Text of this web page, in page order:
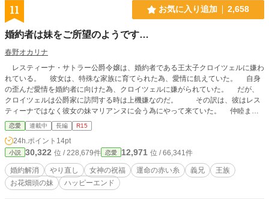
の〜』ではヒロインヴァネッサや王太子妃ナターシャ、元となった乙女ゲームの
ヒロインメリッサは転生者でしたが、この物語のメインキャラは転生者は登場し
おりますが、本来の意味と違い私の独自の設定とさせて頂いております。 ご了
承下さいますようお願いします。 尚、只今感想欄を閉じております。 今後開け
りますが、それでも見つけてしまわれましたら申し訳ありません。 その他、ユ
ルユルで設定ございます。 そのあたりをご理解して読んで頂けましたら大変有
り難く思います。 よろしくお願い致します！
11 お気に入り追加 2,658
婚約者は妹をご所望のようです…
春野オカリナ
レスティーナ・サトラー公爵令嬢は、婚約者である王太子クロイツェルに嫌わ
れている。 彼女は、特殊な家族に育てられた為、愛情に飢えていた。 自身
の歪んだ愛情を婚約者に向けた為、クロイツェルに嫌がられていた。 だが、
クロイツェルは公爵家に訪問する時は上機嫌なのだ。 その訳は、彼はレス
ティーナではなく彼女の妹マリアンヌに会う為にやって来ていた。 仲睦まじ
い様子の二人を見せつけられながら、レスティーナは考えた。 そんなに妹が
いいのなら婚約を解消しよう──。 レスティーナはクロイツェルと無事、婚約
解消したのだが……。 気が付くと、何故か１０才まで時間が撒き戻ってしま
っていた。
恋愛 連載中 長編 R15
24h.ポイント 14pt
小説 30,322 位 / 228,679件 恋愛 12,971 位 / 66,341件
婚約解消 やり直し 女神の祝福 運命の赤い糸 義兄
王族
お花畑頭の妹
ハッピーエンド